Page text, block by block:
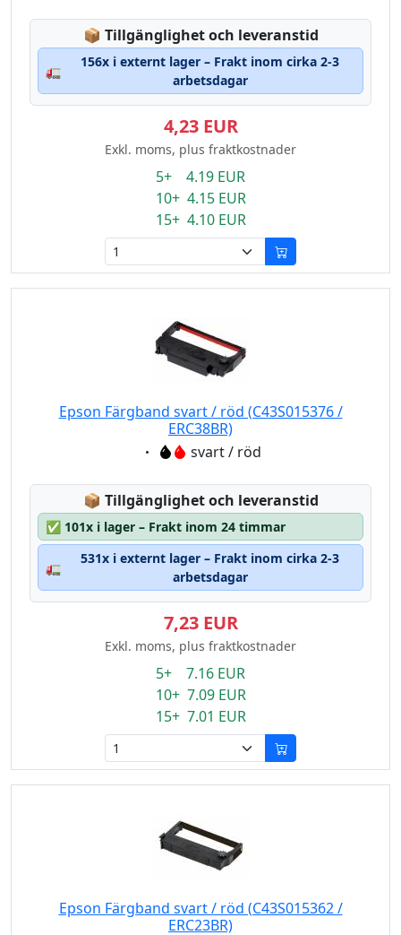
📦 Lagerstatus:
Tillgänglighet och leveranstid
🚛
156x i externt lager – Frakt inom cirka 2-3
arbetsdagar
4,23 EUR
Exkl. moms, plus fraktkostnader
5+ 4.19 EUR
10+ 4.15 EUR
15+ 4.10 EUR
Epson Färgband svart / röd (C43S015376 /
ERC38BR)
Eigenschaft:svart / röd
📦 Lagerstatus:
Tillgänglighet och leveranstid
✅ 101x i lager – Frakt inom 24 timmar
🚛
531x i externt lager – Frakt inom cirka 2-3
arbetsdagar
7,23 EUR
Exkl. moms, plus fraktkostnader
5+ 7.16 EUR
10+ 7.09 EUR
15+ 7.01 EUR
Epson Färgband svart / röd (C43S015362 /
ERC23BR)